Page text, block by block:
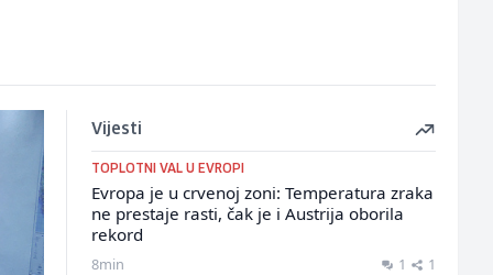
Vijesti
TOPLOTNI VAL U EVROPI
Evropa je u crvenoj zoni: Temperatura zraka
ne prestaje rasti, čak je i Austrija oborila
rekord
8min 1 1